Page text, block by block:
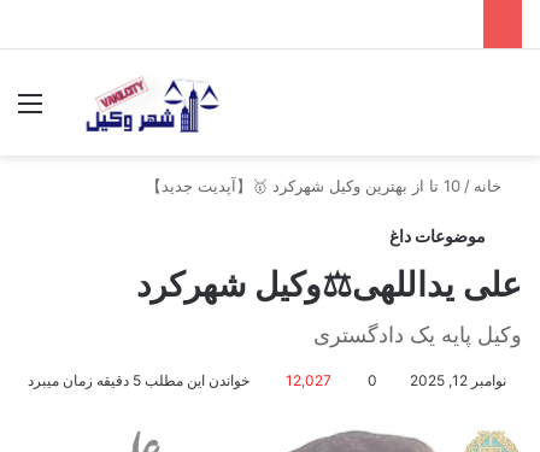
خانه / 10 تا از بهترین وکیل شهرکرد 🥇【آپدیت جدید】
موضوعات داغ
علی یداللهی⚖️وکیل شهرکرد
وکیل پایه یک دادگستری
نوامبر 12, 2025 0
12,027 خواندن این مطلب 5 دقیقه زمان میبرد